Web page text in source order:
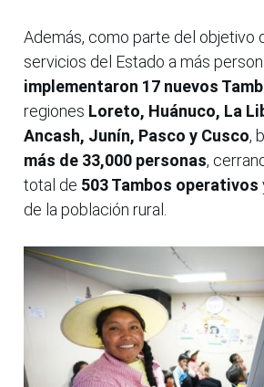
Además, como parte del objetivo
servicios del Estado a más
implementaron 17 nuevos
regiones Loreto, Huánuco, La
Ancash, Junín, Pasco y Cusco,
más de 33,000 personas,
total de 503 Tambos operativos
de la población rural.